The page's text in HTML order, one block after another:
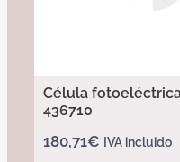
Célula
436710
180,71€ IVA incluido